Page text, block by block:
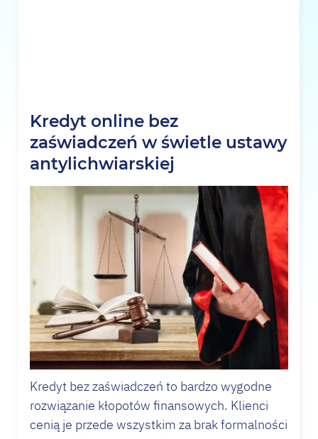
Kredyt online bez
zaświadczeń w świetle ustawy
antylichwiarskiej
Kredyt bez zaświadczeń to bardzo wygodne
rozwiązanie kłopotów finansowych. Klienci
cenią je przede wszystkim za brak formalności